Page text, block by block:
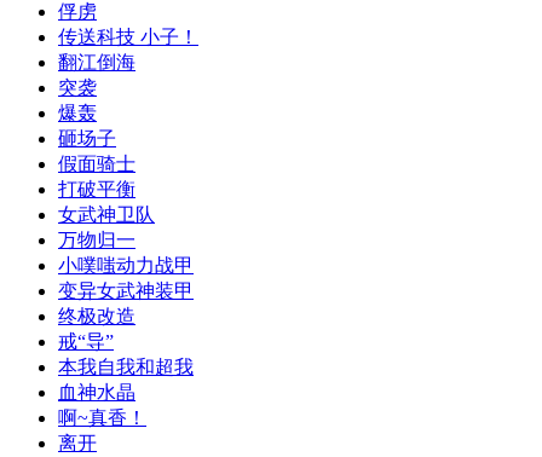
俘虏
传送科技 小子！
翻江倒海
突袭
爆轰
砸场子
假面骑士
打破平衡
女武神卫队
万物归一
小噗嗤动力战甲
变异女武神装甲
终极改造
戒“导”
本我自我和超我
血神水晶
啊~真香！
离开